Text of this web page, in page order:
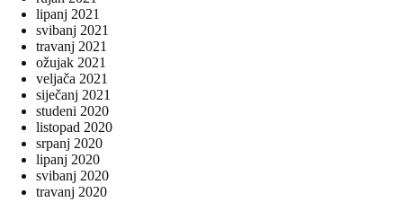
lipanj 2021
svibanj 2021
travanj 2021
ožujak 2021
veljača 2021
siječanj 2021
studeni 2020
listopad 2020
srpanj 2020
lipanj 2020
svibanj 2020
travanj 2020